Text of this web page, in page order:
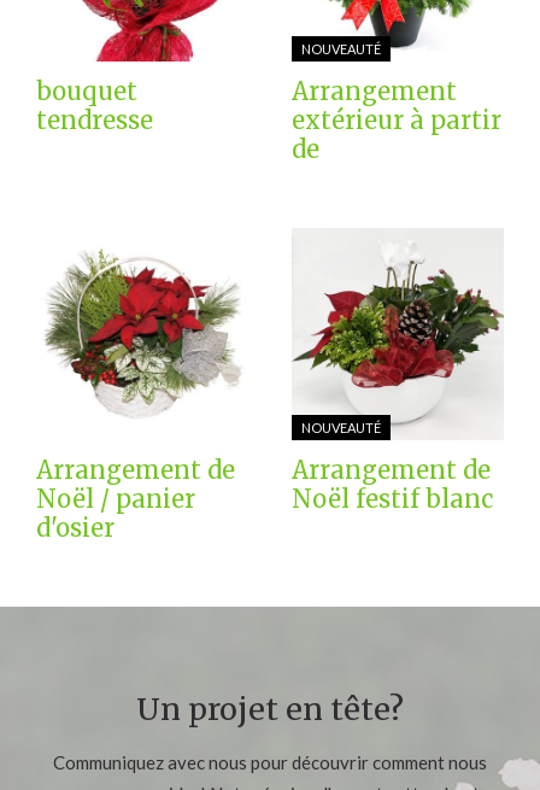
bouquet
tendresse
NOUVEAUTÉ
Arrangement
extérieur à partir
de
Arrangement de
Noël / panier
d'osier
NOUVEAUTÉ
Arrangement de
Noël festif blanc
Un projet en tête?
Communiquez avec nous pour découvrir comment nous